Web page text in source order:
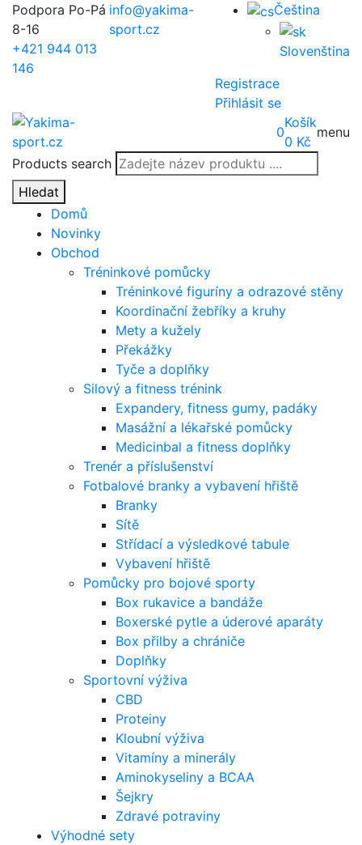
Podpora Po-Pá
8-16
+421 944 013
146
info@yakima-
sport.cz
Čeština
Slovenština
Registrace
Přihlásit se
Products search
Hledat
0
Košík
0 Kč
menu
Domů
Novinky
Obchod
Tréninkové pomůcky
Tréninkové figuríny a odrazové stěny
Koordinační žebříky a kruhy
Mety a kužely
Překážky
Tyče a doplňky
Silový a fitness trénink
Expandery, fitness gumy, padáky
Masážní a lékařské pomůcky
Medicinbal a fitness doplňky
Trenér a příslušenství
Fotbalové branky a vybavení hřiště
Branky
Sítě
Střídací a výsledkové tabule
Vybavení hřiště
Pomůcky pro bojové sporty
Box rukavice a bandáže
Boxerské pytle a úderové aparáty
Box přilby a chrániče
Doplňky
Sportovní výživa
CBD
Proteiny
Kloubní výživa
Vitamíny a minerály
Aminokyseliny a BCAA
Šejkry
Zdravé potraviny
Výhodné sety